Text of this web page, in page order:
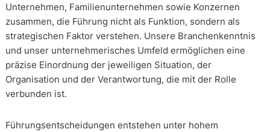
Unternehmen, Familienunternehmen sowie Konzernen
zusammen, die Führung nicht als Funktion, sondern als
strategischen Faktor verstehen. Unsere Branchenkenntnis
und unser unternehmerisches Umfeld ermöglichen eine
präzise Einordnung der jeweiligen Situation, der
Organisation und der Verantwortung, die mit der Rolle
verbunden ist.
Führungsentscheidungen entstehen unter hohem